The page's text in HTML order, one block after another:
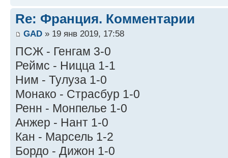
Re: Франция. Комментарии
GAD » 19 янв 2019, 17:58
ПСЖ - Генгам 3-0
Реймс - Ницца 1-1
Ним - Тулуза 1-0
Монако - Страсбур 1-0
Ренн - Монпелье 1-0
Анжер - Нант 1-0
Кан - Марсель 1-2
Бордо - Дижон 1-0